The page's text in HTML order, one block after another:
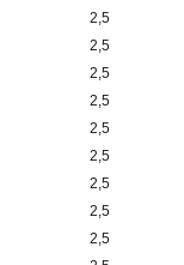
2,5
2,5
2,5
2,5
2,5
2,5
2,5
2,5
2,5